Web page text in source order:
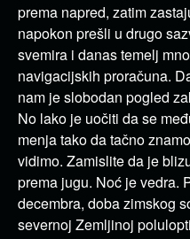
prema napred, zatim
napokon prešli u drugo
svemira i danas temelj
navigacijskih proračuna.
nam je slobodan pogled
No lako je uočiti da se
menja tako da tačno
vidimo. Zamislite da je
prema jugu. Noć je vedra.
decembra, doba zimskog
severnoj Zemljinoj